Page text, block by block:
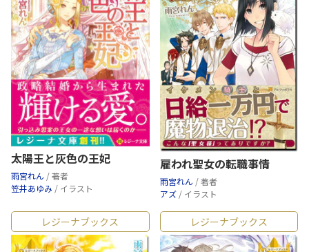
太陽王と灰色の王妃
雨宮れん / 著者
笠井あゆみ / イラスト
雇われ聖女の転職事情
雨宮れん / 著者
アズ / イラスト
レジーナブックス レジーナブックス